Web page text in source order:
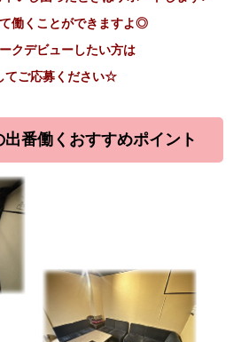
働くことができますよ◎
クデビューしたい方は
てご応募ください☆
番働くおすすめポイント